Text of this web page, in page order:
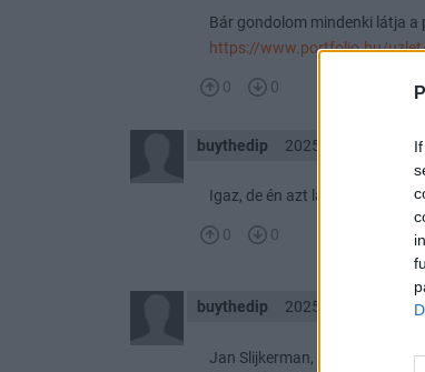
Bár gondolom mindenki látja a
https://www.portfolio.hu/
0 0
buythedip 2025. 02. 05. 19:04
Igaz, de én azt látom,
0 0
buythedip 2025. 02. 10. 14:52
Jan Slijkerman, az ING